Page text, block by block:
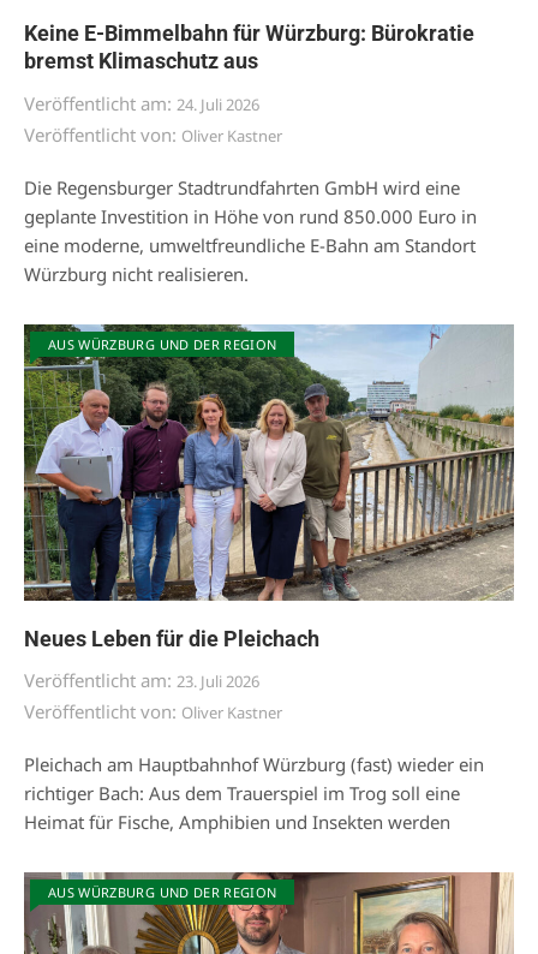
Keine E-Bimmelbahn für Würzburg: Bürokratie
bremst Klimaschutz aus
Veröffentlicht am: 24. Juli 2026
Veröffentlicht von: Oliver Kastner
Die Regensburger Stadtrundfahrten GmbH wird eine
geplante Investition in Höhe von rund 850.000 Euro in
eine moderne, umweltfreundliche E-Bahn am Standort
Würzburg nicht realisieren.
AUS WÜRZBURG UND DER REGION
Neues Leben für die Pleichach
Veröffentlicht am: 23. Juli 2026
Veröffentlicht von: Oliver Kastner
Pleichach am Hauptbahnhof Würzburg (fast) wieder ein
richtiger Bach: Aus dem Trauerspiel im Trog soll eine
Heimat für Fische, Amphibien und Insekten werden
AUS WÜRZBURG UND DER REGION